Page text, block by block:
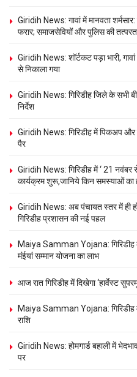
Giridih News: गावां में मानवता
फरार; समाजसेवियों और पुलिस की
Giridih News: शॉर्टकट पड़ा भारी,
से निकाला गया
Giridih News: गिरिडीह जिले के सभी
निर्देश
Giridih News: गिरिडीह में पिकअप और
पैर
Giridih News: गिरिडीह में ‘ 21
कार्यक्रम शुरू,जानिये किन समस्याओं का
Giridih News: अब पंचायत स्तर में ही
गिरिडीह प्रशासन की नई पहल
Maiya Samman Yojana: गिरिडीह
मंईयां सम्मान योजना का लाभ
आज रात गिरिडीह में दिखेगा ‘हार्वेस्ट
Maiya Samman Yojana: गिरिडीह
राशि
Giridih News: होमगार्ड बहाली में
पर